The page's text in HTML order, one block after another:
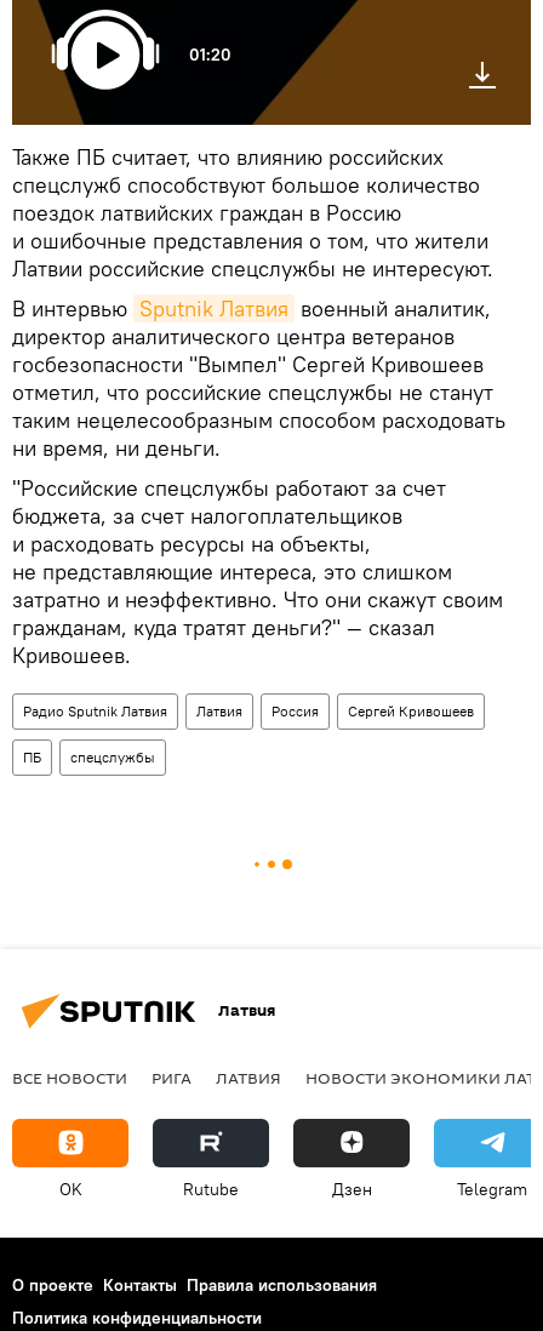
01:20
Также ПБ считает, что влиянию российских
спецслужб способствуют большое количество
поездок латвийских граждан в Россию
и ошибочные представления о том, что жители
Латвии российские спецслужбы не интересуют.
В интервью Sputnik Латвия военный аналитик,
директор аналитического центра ветеранов
госбезопасности "Вымпел" Сергей Кривошеев
отметил, что российские спецслужбы не станут
таким нецелесообразным способом расходовать
ни время, ни деньги.
"Российские спецслужбы работают за счет
бюджета, за счет налогоплательщиков
и расходовать ресурсы на объекты,
не представляющие интереса, это слишком
затратно и неэффективно. Что они скажут своим
гражданам, куда тратят деньги?" — сказал
Кривошеев.
Радио Sputnik Латвия Латвия Россия Сергей Кривошеев
ПБ спецслужбы
Латвия
ВСЕ НОВОСТИ РИГА ЛАТВИЯ НОВОСТИ ЭКОНОМИКИ
OK Rutube Дзен Telegram
О проекте Контакты Правила использования
Политика конфиденциальности